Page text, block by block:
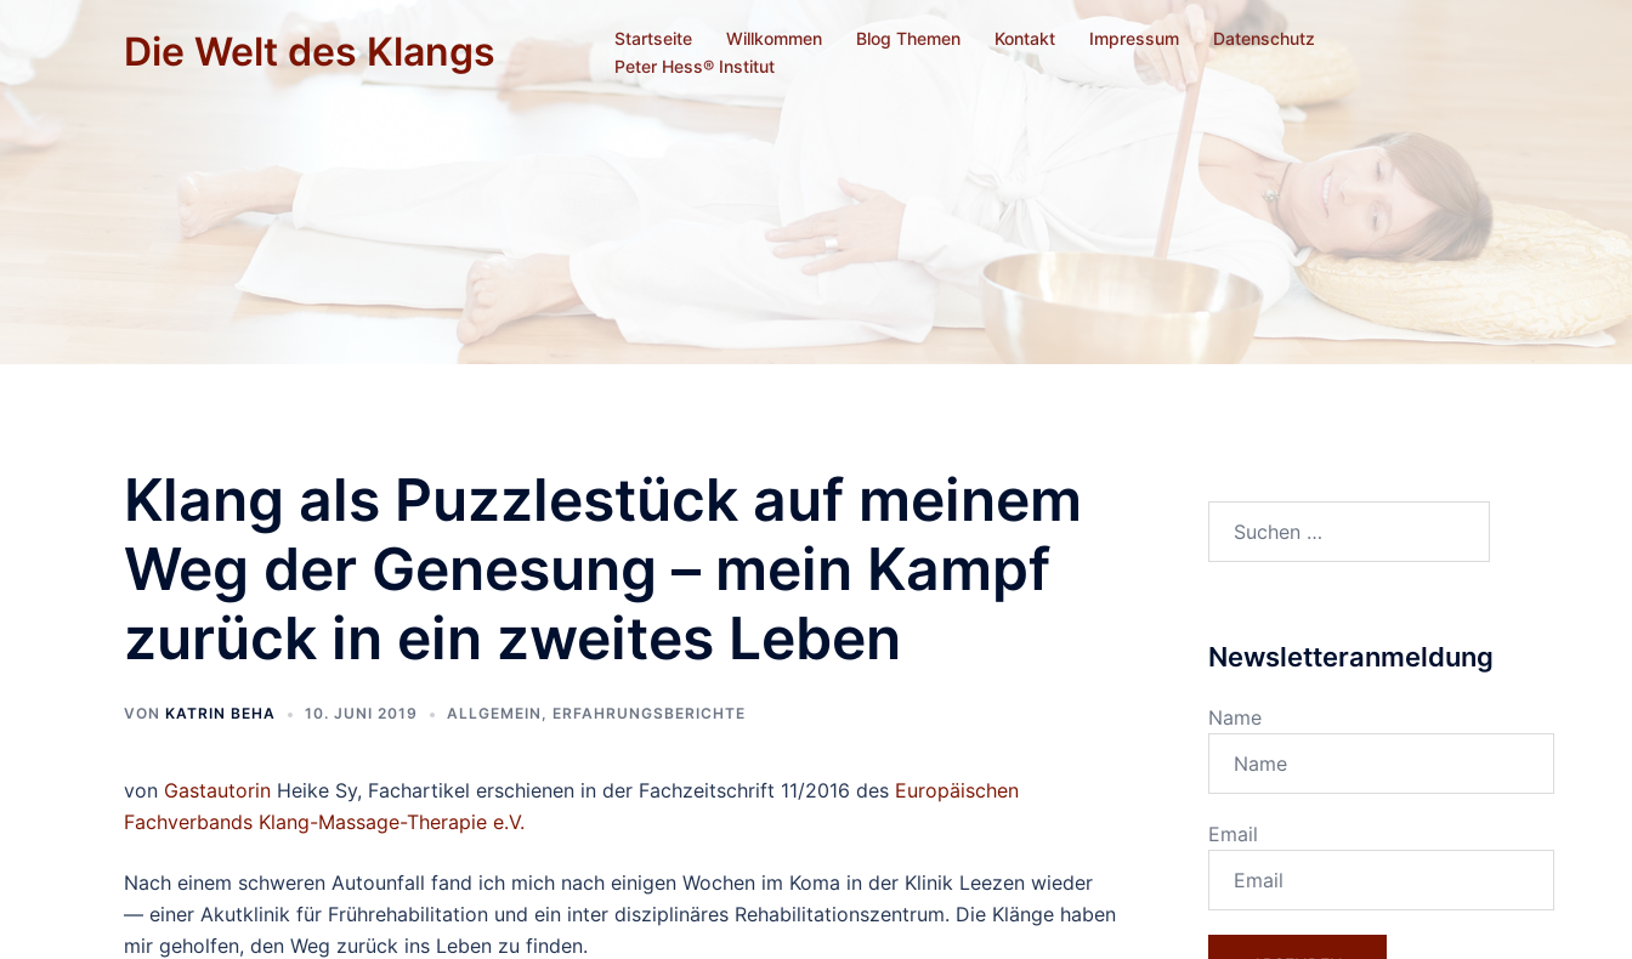
springen
Die Welt des Klangs Startseite Willkommen Blog Themen Kontakt Impressum
Datenschutz
Peter Hess® Institut
Klang als Puzzlestück auf meinem
Weg der Genesung – mein Kampf
zurück in ein zweites Leben
VON KATRIN BEHA 10. JUNI 2019 ALLGEMEIN , ERFAHRUNGSBERICHTE
von Gastautorin Heike Sy, Fachartikel erschienen in der Fachzeitschrift 11/2016 des Europäischen
Fachverbands Klang-Massage-Therapie e.V.
Nach einem schweren Autounfall fand ich mich nach einigen Wochen im Koma in der Klinik Leezen wieder
— einer Akutklinik für Frührehabilitation und ein inter disziplinäres Rehabilitationszentrum. Die Klänge haben
mir geholfen, den Weg zurück ins Leben zu finden.
Newsletteranmeldung
Name
Email